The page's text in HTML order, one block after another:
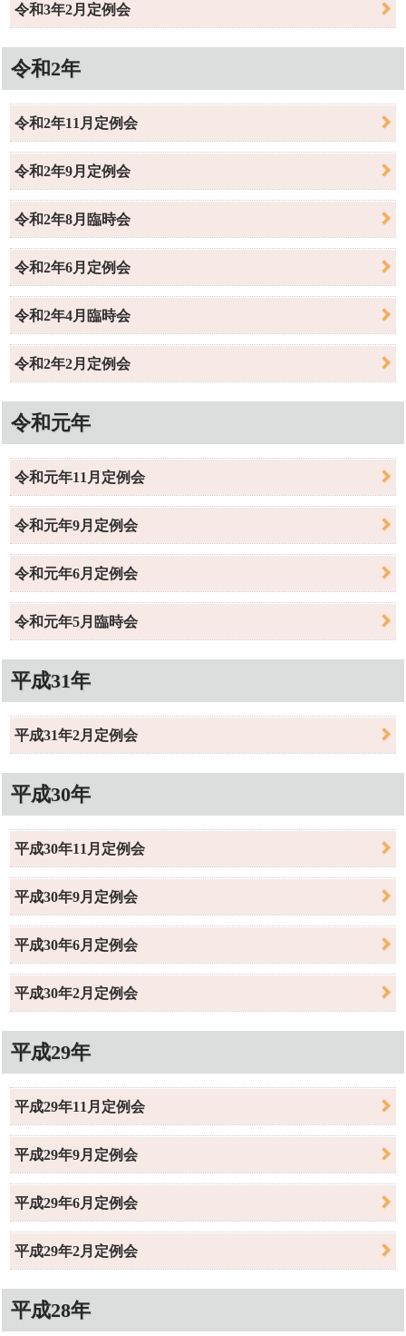
令和3年2月定例会
令和2年
令和2年11月定例会
令和2年9月定例会
令和2年8月臨時会
令和2年6月定例会
令和2年4月臨時会
令和2年2月定例会
令和元年
令和元年11月定例会
令和元年9月定例会
令和元年6月定例会
令和元年5月臨時会
平成31年
平成31年2月定例会
平成30年
平成30年11月定例会
平成30年9月定例会
平成30年6月定例会
平成30年2月定例会
平成29年
平成29年11月定例会
平成29年9月定例会
平成29年6月定例会
平成29年2月定例会
平成28年